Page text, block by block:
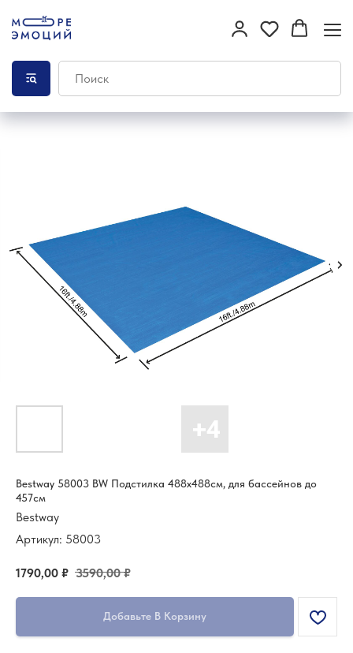
Bestway 58003 BW Подстилка 488х488см, для бассейнов до
457см
Bestway
Артикул: 58003
1790,00 ₽ 3590,00 ₽
Добавьте В Корзину